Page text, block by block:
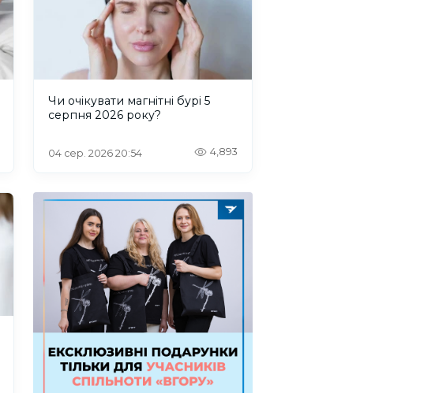
Чи очікувати магнітні бурі 5
серпня 2026 року?
04 сер. 2026 20:54 4,893